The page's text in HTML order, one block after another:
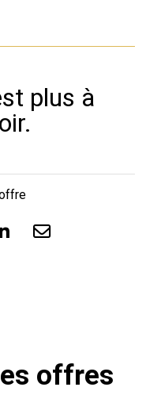
plus à
offres